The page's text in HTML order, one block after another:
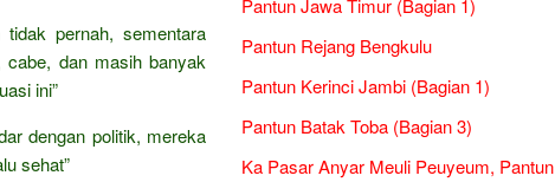
pernah, sementara
dan masih banyak
ini”
dengan politik, mereka
sehat”
Pantun Jawa Timur (Bagian 1)
Pantun Rejang Bengkulu
Pantun Kerinci Jambi (Bagian 1)
Pantun Batak Toba (Bagian 3)
Ka Pasar Anyar Meuli Peuyeum, Pantun